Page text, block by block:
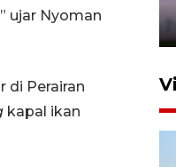
ujar Nyoman
di Perairan
kapal ikan